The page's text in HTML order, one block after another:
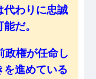
代わりに忠誠
だ。
政権が任命し
を進めている